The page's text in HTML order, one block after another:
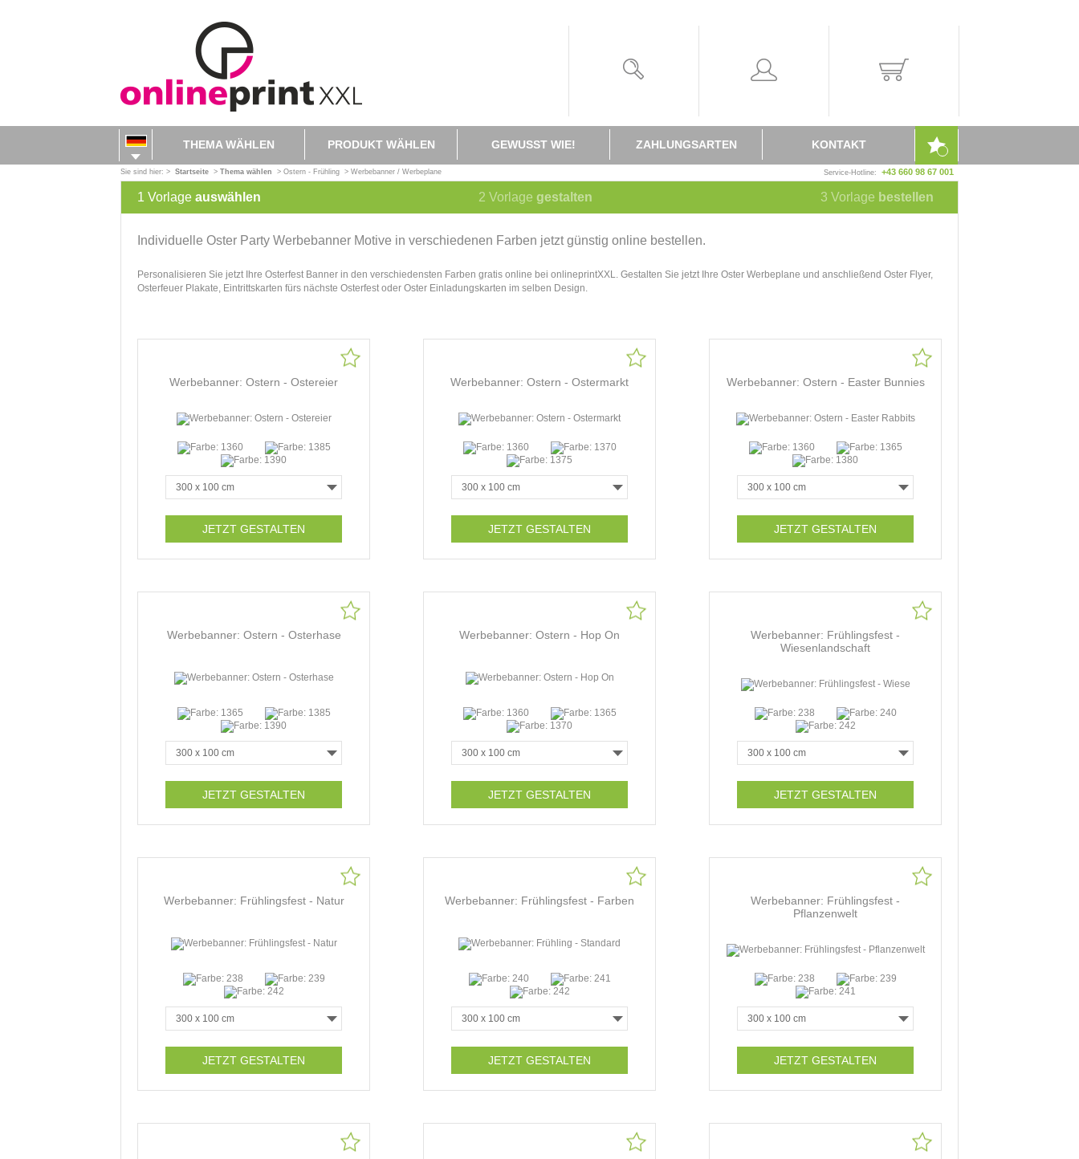
THEMA WÄHLEN PRODUKT WÄHLEN GEWUSST WIE! ZAHLUNGSARTEN KONTAKT
Sie sind hier: > Startseite > Thema wählen > Ostern - Frühling > Werbebanner / Werbeplane Service-Hotline: +43 660 98 67 001
1 Vorlage auswählen 2 Vorlage gestalten 3 Vorlage bestellen
Individuelle Oster Party Werbebanner Motive in verschiedenen Farben jetzt günstig online bestellen.
Personalisieren Sie jetzt Ihre Osterfest Banner in den verschiedensten Farben gratis online bei onlineprintXXL. Gestalten Sie jetzt Ihre Oster Werbeplane und anschließend Oster Flyer,
Osterfeuer Plakate, Eintrittskarten fürs nächste Osterfest oder Oster Einladungskarten im selben Design.
Werbebanner: Ostern - Ostereier
JETZT GESTALTEN
Werbebanner: Ostern - Ostermarkt
JETZT GESTALTEN
Werbebanner: Ostern - Easter Bunnies
JETZT GESTALTEN
Werbebanner: Ostern - Osterhase
JETZT GESTALTEN
Werbebanner: Ostern - Hop On
JETZT GESTALTEN
Werbebanner: Frühlingsfest -
Wiesenlandschaft
JETZT GESTALTEN
Werbebanner: Frühlingsfest - Natur
JETZT GESTALTEN
Werbebanner: Frühlingsfest - Farben
JETZT GESTALTEN
Werbebanner: Frühlingsfest -
Pflanzenwelt
JETZT GESTALTEN